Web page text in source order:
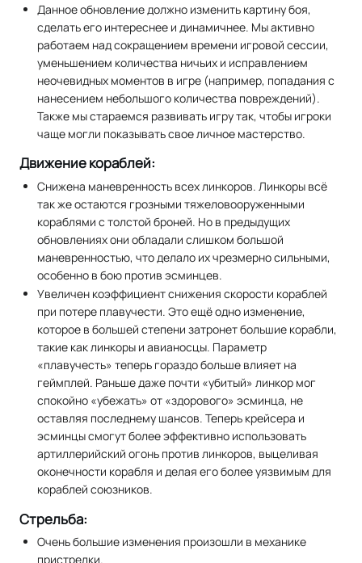
Данное обновление должно изменить картину боя,
сделать его интереснее и динамичнее. Мы активно
работаем над сокращением времени игровой сессии,
уменьшением количества ничьих и исправлением
неочевидных моментов в игре (например, попадания с
нанесением небольшого количества повреждений).
Также мы стараемся развивать игру так, чтобы игроки
чаще могли показывать свое личное мастерство.
Движение кораблей:
Снижена маневренность всех линкоров. Линкоры всё
так же остаются грозными тяжеловооруженными
кораблями с толстой броней. Но в предыдущих
обновлениях они обладали слишком большой
маневренностью, что делало их чрезмерно сильными,
особенно в бою против эсминцев.
Увеличен коэффициент снижения скорости кораблей
при потере плавучести. Это ещё одно изменение,
которое в большей степени затронет большие корабли,
такие как линкоры и авианосцы. Параметр
«плавучесть» теперь гораздо больше влияет на
геймплей. Раньше даже почти «убитый» линкор мог
спокойно «убежать» от «здорового» эсминца, не
оставляя последнему шансов. Теперь крейсера и
эсминцы смогут более эффективно использовать
артиллерийский огонь против линкоров, выцеливая
оконечности корабля и делая его более уязвимым для
кораблей союзников.
Стрельба:
Очень большие изменения произошли в механике
пристрелки.